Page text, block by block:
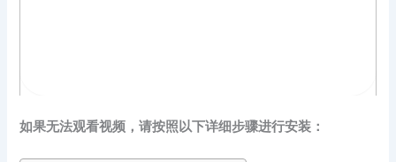
如果无法观看视频，请按照以下详细步骤进行安装：